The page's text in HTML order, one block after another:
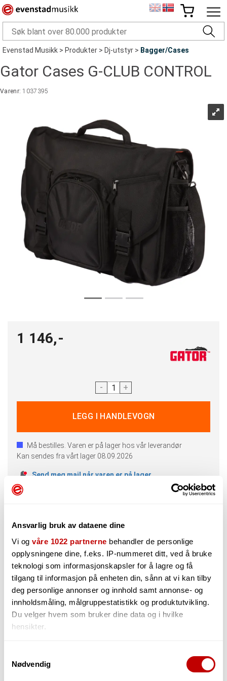
Ansvarlig bruk av dataene dine
Vi og våre 1022 partnerne behandler de personlige
opplysningene dine, f.eks. IP-nummeret ditt, ved å bruke
teknologi som informasjonskapsler for å lagre og få
tilgang til informasjon på enheten din, sånn at vi kan tilby
deg personlige annonser og innhold samt annonse- og
innholdsmåling, målgruppestatistikk og produktutvikling.
Du velger hvem som bruker dine data og i hvilke
hensikter.
Innhente informasjon om den geografiske
Nødvendig
Evenstad Musikk>Produkter>Dj-utstyr> Bagger/Cases
Gator Cases G-CLUB CONTROL
Varenr:1037395
1 146,-
- +
Må bestilles. Varen er på lager hos vår leverandør
Kan sendes fra vårt lager 08.09.2026
Send meg mail når varen er på lager
Beskrivelse Spørsmål og Svar
Produktteksten på denne varen er maskinoversatt. Trykk
her for å se originalspråk (engelsk).
Funksjoner:
Messenger -stilpose for å holde bærbar Basert DJ Midi -
kontroller, bærbar PC og hodetelefoner
Rugget nylon utvendig og tykt polstret interiør
10mm EVA-gummi sydd i bunnen av posen